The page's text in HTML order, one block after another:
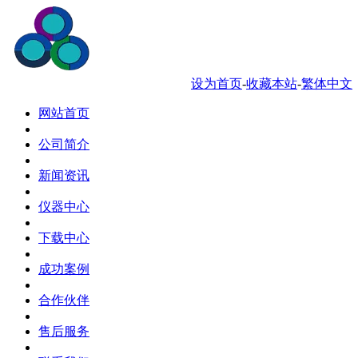
设为首页-收藏本站-繁体中文
网站首页
公司简介
新闻资讯
仪器中心
下载中心
成功案例
合作伙伴
售后服务